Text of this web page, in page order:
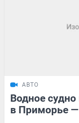
АВТО
Водное судно
в Приморье